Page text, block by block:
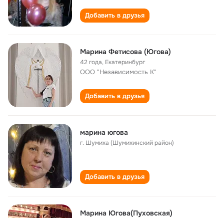
Добавить в друзья
Марина Фетисова (Югова)
42 года, Екатеринбург
ООО "Независимость К"
Добавить в друзья
марина югова
г. Шумиха (Шумихинский район)
Добавить в друзья
Марина Югова(Пуховская)